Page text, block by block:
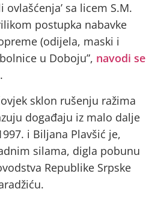
sa licem S.M.
postupka nabavke
(odijela, maski i
u Doboju”, navodi se
sklon rušenju ražima
događaju iz malo dalje
i Biljana Plavšić je,
silama, digla pobunu
Republike Srpske